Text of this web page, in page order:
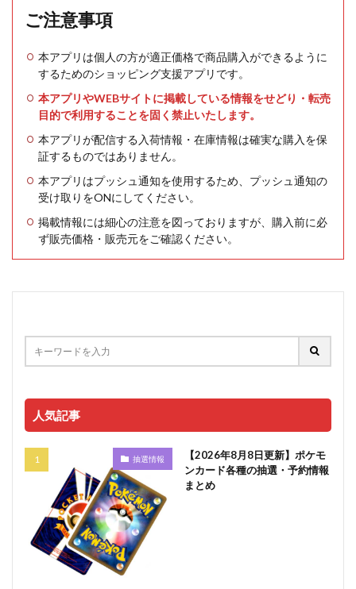
ご注意事項
本アプリは個人の方が適正価格で商品購入ができるように
するためのショッピング支援アプリです。
本アプリやWEBサイトに掲載している情報をせどり・転売
目的で利用することを固く禁止いたします。
本アプリが配信する入荷情報・在庫情報は確実な購入を保
証するものではありません。
本アプリはプッシュ通知を使用するため、プッシュ通知の
受け取りをONにしてください。
掲載情報には細心の注意を図っておりますが、購入前に必
ず販売価格・販売元をご確認ください。
人気記事
抽選情報
【2026年8月8日更新】ポケモ
ンカード各種の抽選・予約情報
まとめ